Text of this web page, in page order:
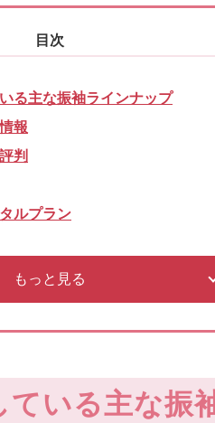
る主な振袖ラインナップ
報
判
ルプラン
もっと見る
いる主な振